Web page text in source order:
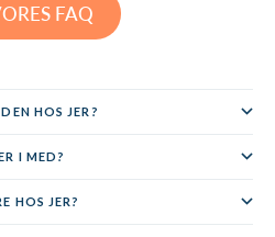
FAQ
HOS JER?
I MED?
HOS JER?